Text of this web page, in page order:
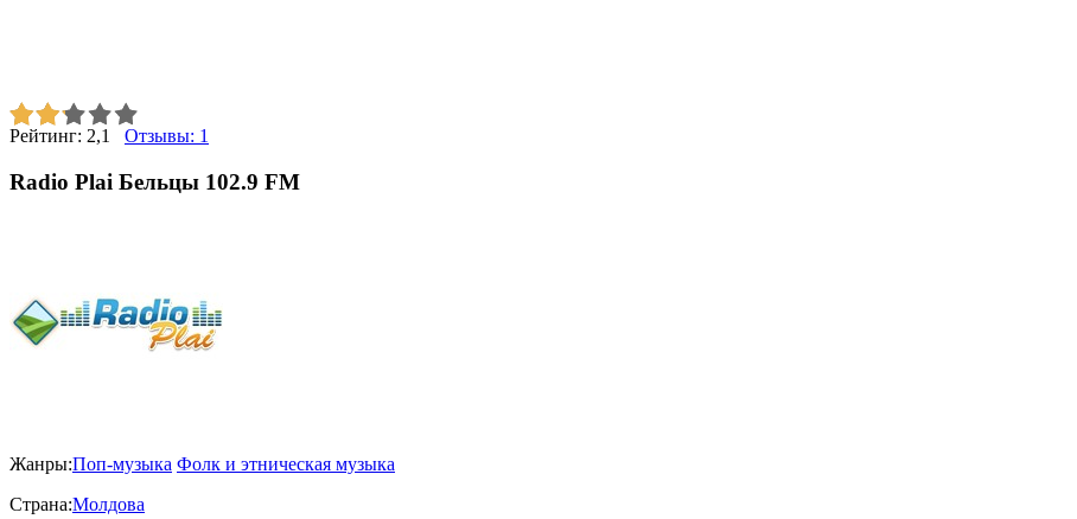
Рейтинг: 2,1 Отзывы: 1
Radio Plai Бельцы 102.9 FM
Жанры:Поп-музыка Фолк и этническая музыка
Страна:Молдова